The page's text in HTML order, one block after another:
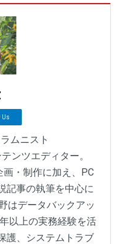
Us
ムニスト
ンツエディター。
画・制作に加え、PC
記事の執筆を中心に
はデータバックアッ
以上の実務経験を活
護、システムトラブ